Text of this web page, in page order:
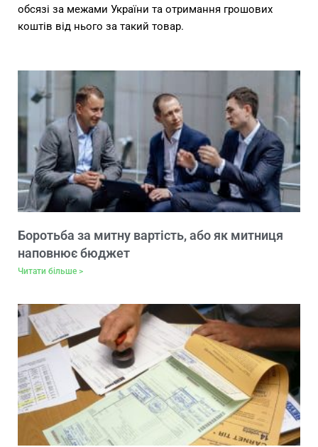
обсязі за межами України та отримання грошових
коштів від нього за такий товар.
Боротьба за митну вартість, або як митниця
наповнює бюджет
Читати більше >